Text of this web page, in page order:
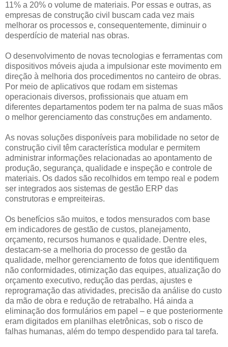
11% a 20% o volume de materiais. Por essas e outras, as
empresas de construção civil buscam cada vez mais
melhorar os processos e, consequentemente, diminuir o
desperdício de material nas obras.
O desenvolvimento de novas tecnologias e ferramentas com
dispositivos móveis ajuda a impulsionar este movimento em
direção à melhoria dos procedimentos no canteiro de obras.
Por meio de aplicativos que rodam em sistemas
operacionais diversos, profissionais que atuam em
diferentes departamentos podem ter na palma de suas mãos
o melhor gerenciamento das construções em andamento.
As novas soluções disponíveis para mobilidade no setor de
construção civil têm característica modular e permitem
administrar informações relacionadas ao apontamento de
produção, segurança, qualidade e inspeção e controle de
materiais. Os dados são recolhidos em tempo real e podem
ser integrados aos sistemas de gestão ERP das
construtoras e empreiteiras.
Os benefícios são muitos, e todos mensurados com base
em indicadores de gestão de custos, planejamento,
orçamento, recursos humanos e qualidade. Dentre eles,
destacam-se a melhoria do processo de gestão da
qualidade, melhor gerenciamento de fotos que identifiquem
não conformidades, otimização das equipes, atualização do
orçamento executivo, redução das perdas, ajustes e
reprogramação das atividades, precisão da análise do custo
da mão de obra e redução de retrabalho. Há ainda a
eliminação dos formulários em papel ­– e que posteriormente
eram digitados em planilhas eletrônicas, sob o risco de
falhas humanas, além do tempo despendido para tal tarefa.